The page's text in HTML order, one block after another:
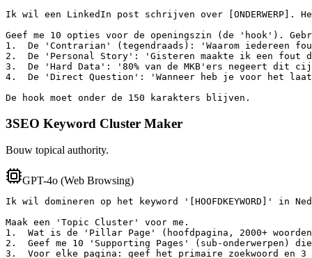
Ik wil een LinkedIn post schrijven over [ONDERWERP].
Geef me 10 opties voor de openingszin (de 'hook').
1.  De 'Contrarian' (tegendraads): 'Waarom iedereen
2.  De 'Personal Story': 'Gisteren maakte ik een fout
3.  De 'Hard Data': '80% van de MKB'ers negeert dit
4.  De 'Direct Question': 'Wanneer heb je voor het
De hook moet onder de 150 karakters blijven.
3SEO Keyword Cluster Maker
Bouw topical authority.
GPT-4o (Web Browsing)
Ik wil domineren op het keyword '[HOOFDKEYWORD]' in
Maak een 'Topic Cluster' voor me.
1.  Wat is de 'Pillar Page' (hoofdpagina, 2000+
2.  Geef me 10 'Supporting Pages' (sub-onderwerpen)
3.  Voor elke pagina: geef het primaire zoekwoord